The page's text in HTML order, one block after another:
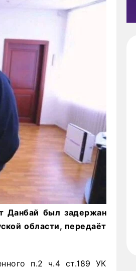
Данбай был задержан
области, передаёт
п.2 ч.4 ст.189 УК